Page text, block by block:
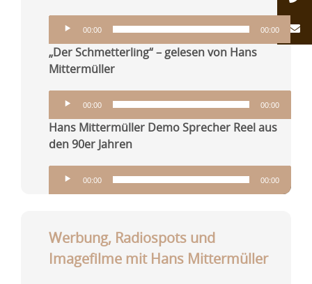
Audio-
Player
00:00 00:00
„Der Schmetterling“– gelesen von Hans
Mittermüller
Audio-
Player
00:00 00:00
Hans Mittermüller Demo Sprecher Reel aus
den 90er Jahren
Audio-
Player
00:00 00:00
Werbung, Radiospots und
Imagefilme mit Hans Mittermüller